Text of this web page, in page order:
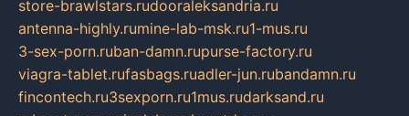
store-brawlstars.rudooraleksandria.ru
antenna-highly.rumine-lab-msk.ru1-mus.ru
3-sex-porn.ruban-damn.rupurse-factory.ru
viagra-tablet.rufasbags.ruadler-jun.rubandamn.ru
fincontech.ru3sexporn.ru1mus.rudarksand.ru